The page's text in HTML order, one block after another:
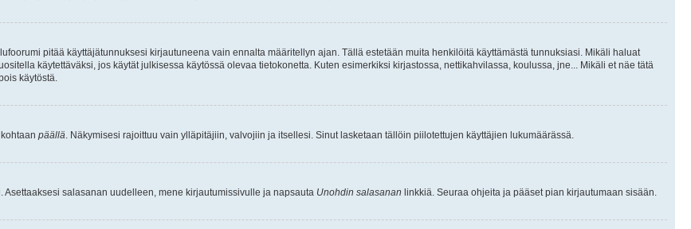
pitää käyttäjätunnuksesi kirjautuneena vain ennalta määritellyn ajan. Tällä estetään muita henkilöitä käyttämästä tunnuksiasi. Mikäli haluat
käytettäväksi, jos käytät julkisessa käytössä olevaa tietokonetta. Kuten esimerkiksi kirjastossa, nettikahvilassa, koulussa, jne... Mikäli et näe tätä
käytöstä.
päällä . Näkymisesi rajoittuu vain ylläpitäjiin, valvojiin ja itsellesi. Sinut lasketaan tällöin piilotettujen käyttäjien lukumäärässä.
salasanan uudelleen, mene kirjautumissivulle ja napsauta Unohdin salasanan linkkiä. Seuraa ohjeita ja pääset pian kirjautumaan sisään.